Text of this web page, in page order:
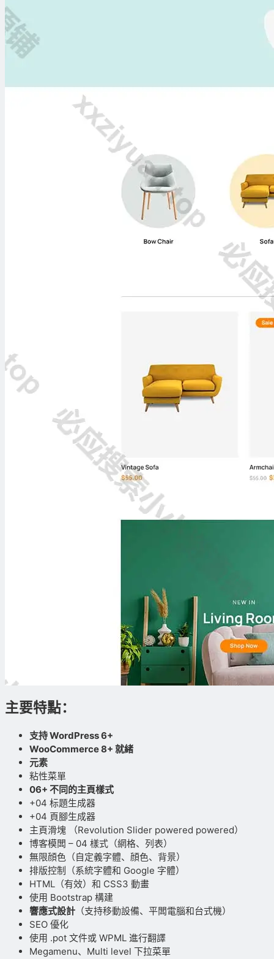
主要特點：
支持 WordPress 6+
WooCommerce 8+ 就緒
元素
粘性菜單
06+ 不同的主頁樣式
+04 标題生成器
+04 頁腳生成器
主頁滑塊 （Revolution Slider powered powered）
博客模闆 – 04 樣式（網格、列表）
無限顔色（自定義字體、顔色、背景）
排版控制（系統字體和 Google 字體）
HTML（有效）和 CSS3 動畫
使用 Bootstrap 構建
響應式設計 （支持移動設備、平闆電腦和台式機）
SEO 優化
使用 .pot 文件或 WPML 進行翻譯
Megamenu、Multi level 下拉菜單